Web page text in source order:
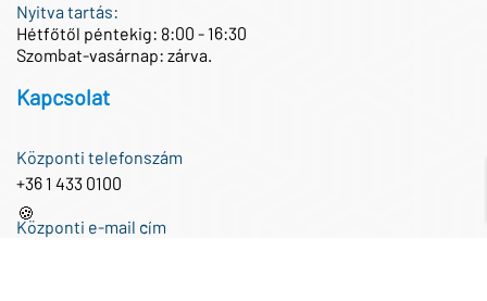
Nyitva tartás:
Hétfőtől péntekig: 8:00 - 16:30
Szombat-vasárnap: zárva.
Kapcsolat
Központi telefonszám
+36 1 433 0100
Központi e-mail cím
🍪